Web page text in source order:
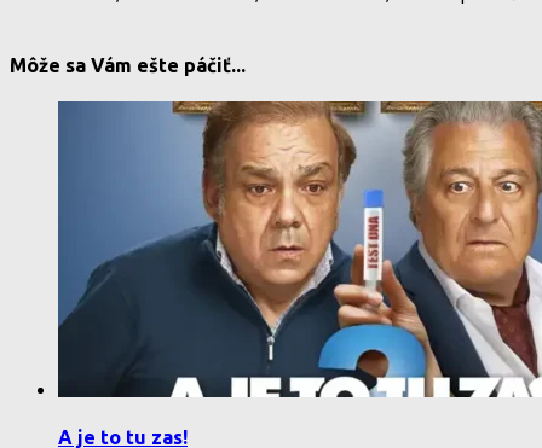
Môže sa Vám ešte páčiť...
A je to tu zas!